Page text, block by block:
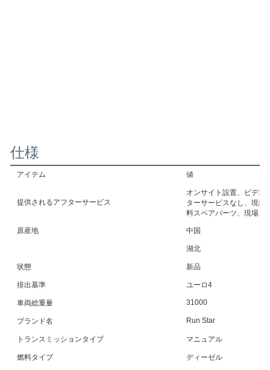
仕様
アイテム 値
提供されるアフターサービス
オンサイト設置、ビデオ
ターサービスなし、現場
料スペアパーツ、現場メ
原産地 中国
湖北
状態 新品
排出基準 ユーロ4
車両総重量 31000
ブランド名 Run Star
トランスミッションタイプ マニュアル
燃料タイプ ディーゼル